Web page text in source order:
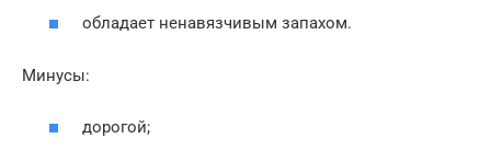
обладает ненавязчивым запахом.
Минусы:
дорогой;